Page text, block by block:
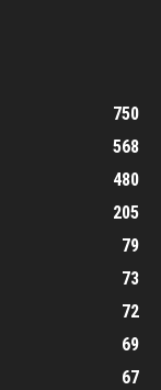
750
568
480
205
79
73
72
69
67